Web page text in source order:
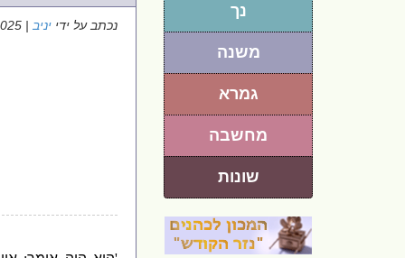
נך
משנה
גמרא
מחשבה
שונות
נכתב על ידי יניב | 11/6/2025